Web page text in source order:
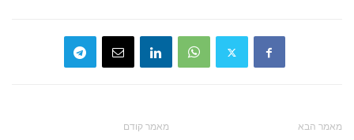
מאמר קודם מאמר הבא